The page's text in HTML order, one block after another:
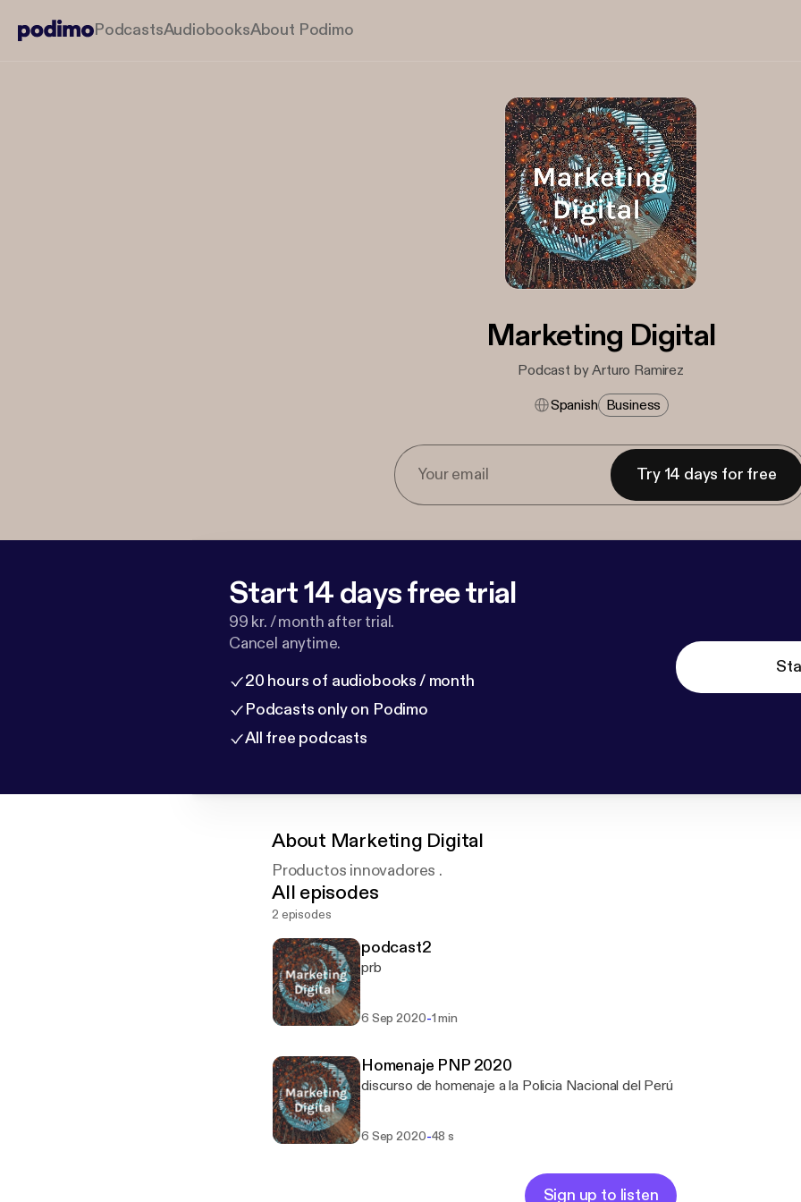
PodcastsAudiobooksAbout Podimo
Marketing Digital
Podcast by Arturo Ramirez
Spanish Business
Try 14 days for free
Start 14 days free trial
99 kr. / month after trial.
Cancel anytime.
20 hours of audiobooks / month
Podcasts only on Podimo
All free podcasts
About Marketing Digital
Productos innovadores .
All episodes
2 episodes
podcast2
prb
6 Sep 2020-1 min
Homenaje PNP 2020
discurso de homenaje a la Policia Nacional del Perú
6 Sep 2020-48 s
Sign up to listen